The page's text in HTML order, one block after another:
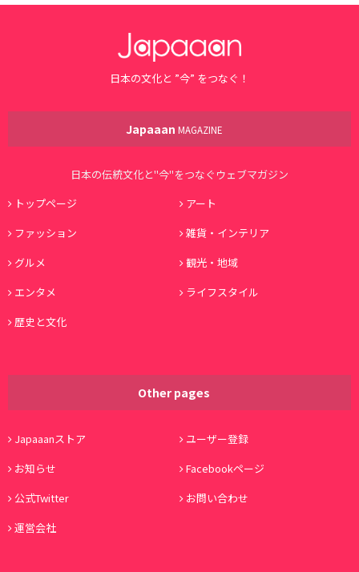
日本の文化と ”今” をつなぐ！
Japaaan MAGAZINE
日本の伝統文化と"今"をつなぐウェブマガジン
トップページ
アート
ファッション
雑貨・インテリア
グルメ
観光・地域
エンタメ
ライフスタイル
歴史と文化
Other pages
Japaaanストア
ユーザー登録
お知らせ
Facebookページ
公式Twitter
お問い合わせ
運営会社